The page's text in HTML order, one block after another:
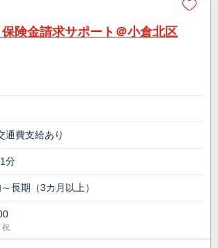
保険金請求サポート＠小倉北区
通費支給あり
分
長期（3カ月以上）
祝